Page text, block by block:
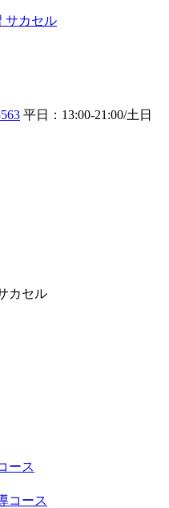
平日：13:00-21:00/土日
カセル
ース
コース